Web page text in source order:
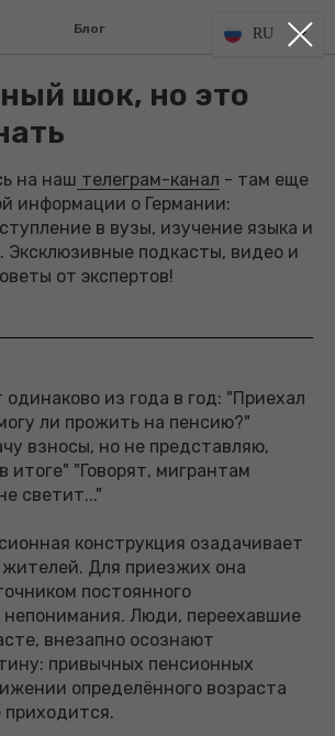
Блог
шок, но это
на наш телеграм-канал - там еще
информации о Германии:
в вузы, изучение языка и
Эксклюзивные подкасты, видео и
от экспертов!
одинаково из года в год: "Приехал
ли прожить на пенсию?"
взносы, но не представляю,
итоге" "Говорят, мигрантам
светит..."
конструкция озадачивает
Для приезжих она
постоянного
непонимания. Люди, переехавшие
внезапно осознают
привычных пенсионных
определённого возраста
RU